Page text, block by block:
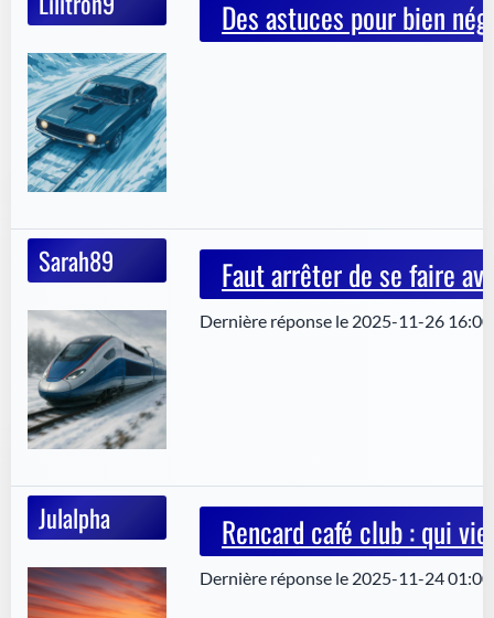
Des astuces pour bien
Sarah89 Faut arrêter de se faire
Dernière réponse le 2025-11-26
Julalpha Rencard café club : qui
Dernière réponse le 2025-11-24